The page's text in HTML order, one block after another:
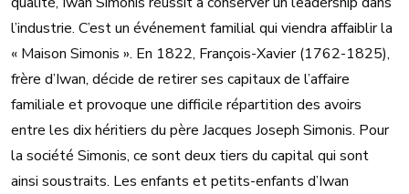
l’industrie. C’est un événement familial qui viendra affaiblir la
« Maison Simonis ». En 1822, François-Xavier (1762-1825),
frère d’Iwan, décide de retirer ses capitaux de l’affaire
familiale et provoque une difficile répartition des avoirs
entre les dix héritiers du père Jacques Joseph Simonis. Pour
la société Simonis, ce sont deux tiers du capital qui sont
ainsi soustraits. Les enfants et petits-enfants d’Iwan